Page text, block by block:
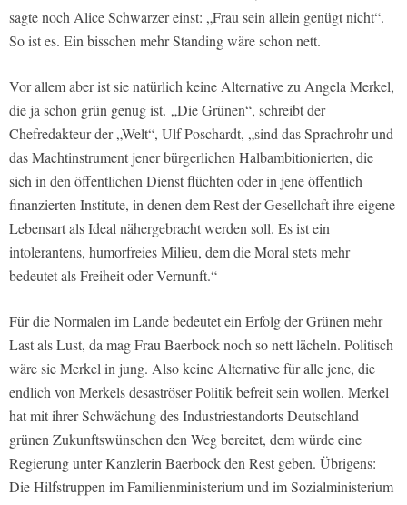
sagte noch Alice Schwarzer einst: „Frau sein allein genügt nicht“.
So ist es. Ein bisschen mehr Standing wäre schon nett.
Vor allem aber ist sie natürlich keine Alternative zu Angela Merkel,
die ja schon grün genug ist. „Die Grünen“, schreibt der
Chefredakteur der „Welt“, Ulf Poschardt, „sind das Sprachrohr und
das Machtinstrument jener bürgerlichen Halbambitionierten, die
sich in den öffentlichen Dienst flüchten oder in jene öffentlich
finanzierten Institute, in denen dem Rest der Gesellchaft ihre eigene
Lebensart als Ideal nähergebracht werden soll. Es ist ein
intolerantens, humorfreies Milieu, dem die Moral stets mehr
bedeutet als Freiheit oder Vernunft.“
Für die Normalen im Lande bedeutet ein Erfolg der Grünen mehr
Last als Lust, da mag Frau Baerbock noch so nett lächeln. Politisch
wäre sie Merkel in jung. Also keine Alternative für alle jene, die
endlich von Merkels desaströser Politik befreit sein wollen. Merkel
hat mit ihrer Schwächung des Industriestandorts Deutschland
grünen Zukunftswünschen den Weg bereitet, dem würde eine
Regierung unter Kanzlerin Baerbock den Rest geben. Übrigens:
Die Hilfstruppen im Familienministerium und im Sozialministerium